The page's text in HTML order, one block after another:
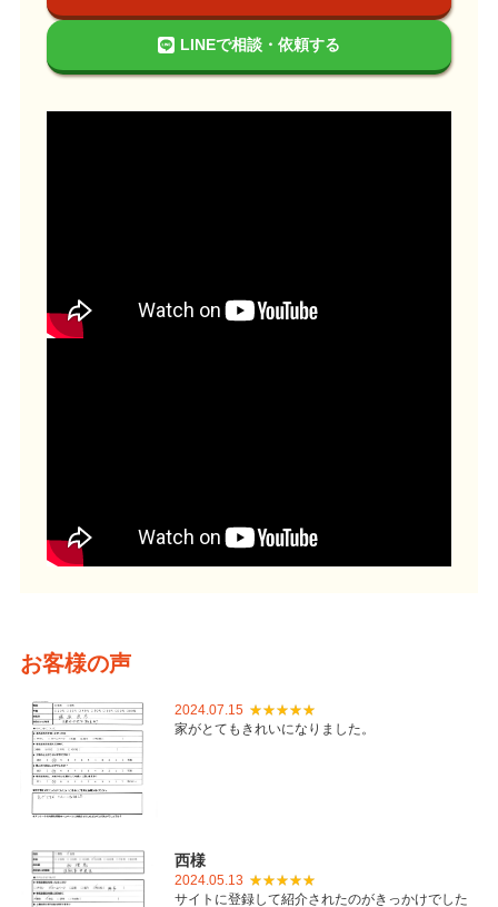
LINEで相談・依頼する
お客様の声
2024.07.15
家がとてもきれいになりました。
西様
2024.05.13
サイトに登録して紹介されたのがきっかけでした